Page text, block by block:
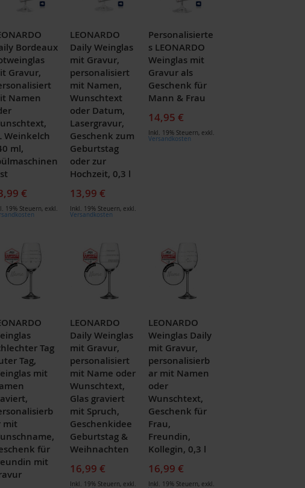
Bordeaux
Gravur,
Namen
Weinkelch
ml,
€
19% Steuern, exkl.
LEONARDO
Daily Weinglas
mit Gravur,
personalisiert
mit Namen,
Wunschtext
oder Datum,
Lasergravur,
Geschenk zum
Geburtstag
oder zur
Hochzeit, 0,3 l
13,99 €
Inkl. 19% Steuern, exkl.
Versandkosten
Personalisierte
s LEONARDO
Weinglas mit
Gravur als
Geschenk für
Mann & Frau
14,95 €
Inkl. 19% Steuern, exkl.
Versandkosten
Tag
Tag,
mit
mit
für
mit
LEONARDO
Daily Weinglas
mit Gravur,
personalisiert
mit Name oder
Wunschtext,
Glas graviert
mit Spruch,
Geschenkidee
Geburtstag &
Weihnachten
16,99 €
Inkl. 19% Steuern, exkl.
LEONARDO
Weinglas Daily
mit Gravur,
personalisierb
ar mit Namen
oder
Wunschtext,
Geschenk für
Frau,
Freundin,
Kollegin, 0,3 l
16,99 €
Inkl. 19% Steuern, exkl.